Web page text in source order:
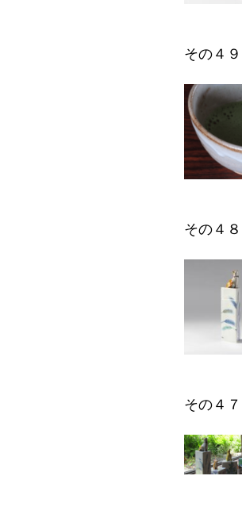
その４
その４
その４